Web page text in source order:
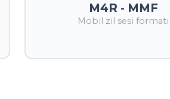
M4R - MMF
Mobil zil sesi formatı